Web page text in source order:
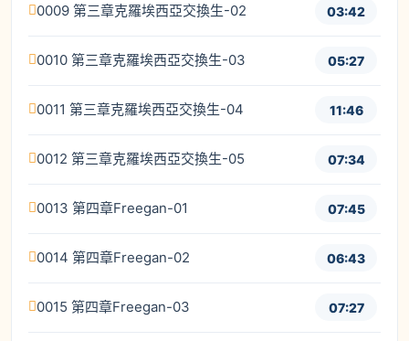
0009 第三章克羅埃西亞交換生-02 03:42
0010 第三章克羅埃西亞交換生-03 05:27
0011 第三章克羅埃西亞交換生-04 11:46
0012 第三章克羅埃西亞交換生-05 07:34
0013 第四章Freegan-01 07:45
0014 第四章Freegan-02 06:43
0015 第四章Freegan-03 07:27